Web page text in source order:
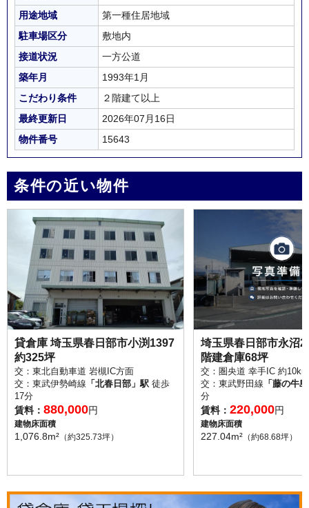
用途地域
第一種住居地域
駐車場区分
敷地内
接道状況
一方公道
築年月
1993年1月
こだわり条件
２階建て以上
最終更新日
2026年07月16日
物件番号
15643
条件の近い物件
貸倉庫 埼玉県春日部市小渕1397
約325坪
交：東北自動車道 岩槻IC方面
交：東武伊勢崎線 「北春日部」駅 徒歩
17分
賃料： 880,000円
建物床面積
1,076.8m² （約325.73坪）
埼玉県春日部市永沼
階建倉庫68坪
交：圏央道 幸手IC 約
交：東武野田線 「藤の牛
分
賃料：220,000円
建物床面積
227.04m² （約68.68坪）